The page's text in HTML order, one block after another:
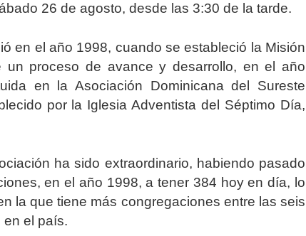
26 de agosto, desde las 3:30 de la tarde.
en el año 1998, cuando se estableció la Misión
un proceso de avance y desarrollo, en el año
en la Asociación Dominicana del Sureste
por la Iglesia Adventista del Séptimo Día,
ha sido extraordinario, habiendo pasado
en el año 1998, a tener 384 hoy en día, lo
la que tiene más congregaciones entre las seis
el país.